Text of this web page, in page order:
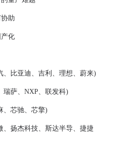
助
化
、比亚迪、吉利、理想、蔚来)
瑞萨、NXP、联发科)
、芯驰、芯擎)
、扬杰科技、斯达半导、捷捷